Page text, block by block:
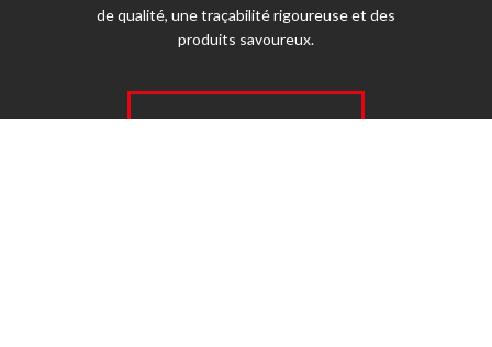
de qualité, une traçabilité rigoureuse et des
produits savoureux.
ESPACE MAGASIN